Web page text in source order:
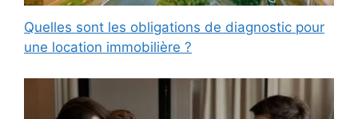
Quelles sont les obligations de diagnostic pour
une location immobilière ?